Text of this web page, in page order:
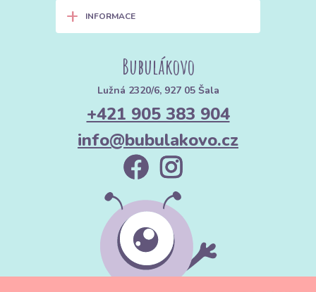
+ INFORMACE
Bubulákovo
Lužná 2320/6, 927 05 Šala
+421 905 383 904
info@bubulakovo.cz